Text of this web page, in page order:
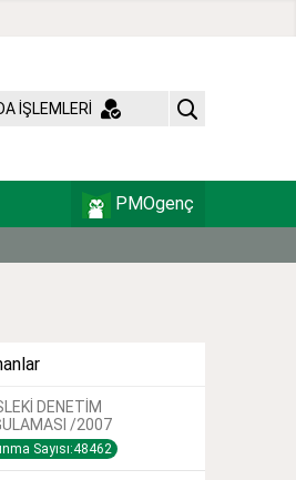
İŞLEMLERİ
PMOgenç
DENETİM
/2007
Sayısı:48462